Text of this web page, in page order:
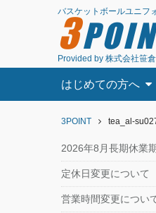
バスケットボールユニフ
3
Provided by 株式会社笹
はじめての方へ
3POINT tea_al-
2026年8月長期休業
定休日変更について
営業時間変更につい